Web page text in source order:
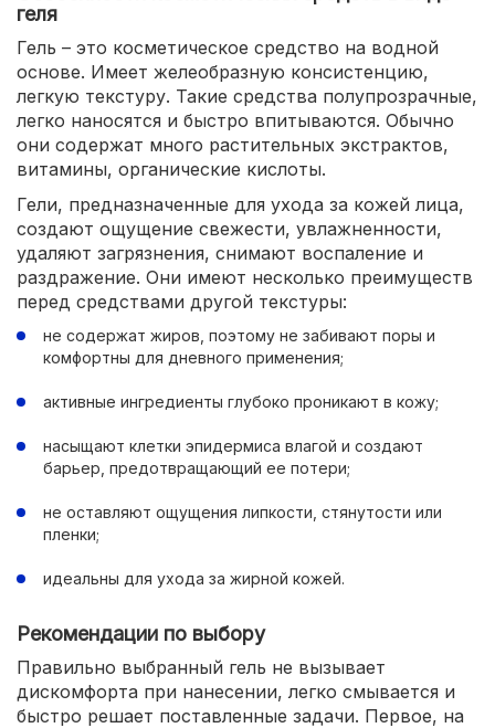
геля
Гель – это косметическое средство на водной
основе. Имеет желеобразную консистенцию,
легкую текстуру. Такие средства полупрозрачные,
легко наносятся и быстро впитываются. Обычно
они содержат много растительных экстрактов,
витамины, органические кислоты.
Гели, предназначенные для ухода за кожей лица,
создают ощущение свежести, увлажненности,
удаляют загрязнения, снимают воспаление и
раздражение. Они имеют несколько преимуществ
перед средствами другой текстуры:
не содержат жиров, поэтому не забивают поры и
комфортны для дневного применения;
активные ингредиенты глубоко проникают в кожу;
насыщают клетки эпидермиса влагой и создают
барьер, предотвращающий ее потери;
не оставляют ощущения липкости, стянутости или
пленки;
идеальны для ухода за жирной кожей.
Рекомендации по выбору
Правильно выбранный гель не вызывает
дискомфорта при нанесении, легко смывается и
быстро решает поставленные задачи. Первое, на